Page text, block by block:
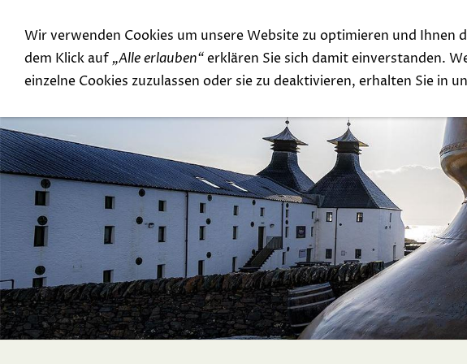
Special Offer Top Rarities Whisky
Wir verwenden Cookies um unsere Website zu optimieren und Ihnen
dem Klick auf „Alle erlauben“erklären Sie sich damit einverstanden.
einzelne Cookies zuzulassen oder sie zu deaktivieren, erhalten Sie in